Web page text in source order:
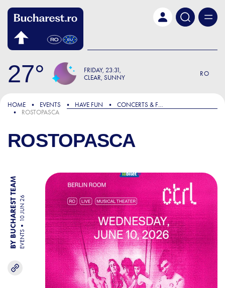
27 FRIDAY 23:31
CLEAR, SUNNY
RO
HOME EVENTS HAVE FUN
CONCERTS & FESTIVALS
ROSTOPASCA
ROSTOPASCA
BY BUCHAREST TEAM EVENTS
10 JUN 26